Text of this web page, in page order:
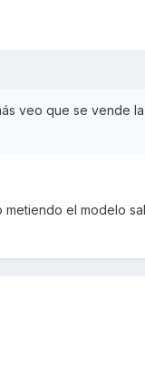
veo que se vende
el modelo